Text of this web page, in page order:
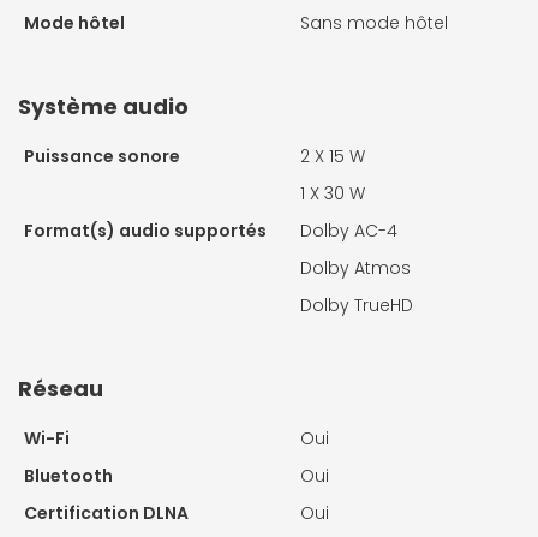
Mode hôtel
Sans mode hôtel
Système audio
Puissance sonore 2 X 15 W
1 X 30 W
Format(s) audio supportés
Dolby AC-4
Dolby Atmos
Dolby TrueHD
Réseau
Wi-Fi
Oui
Bluetooth
Oui
Certification DLNA
Oui